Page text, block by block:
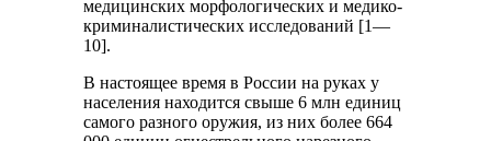
медицинских морфологических и медико-
криминалистических исследований [1—
10].
В настоящее время в России на руках у
населения находится свыше 6 млн единиц
самого разного оружия, из них более 664